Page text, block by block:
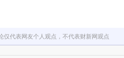
仅代表网友个人观点，不代表财新网观点